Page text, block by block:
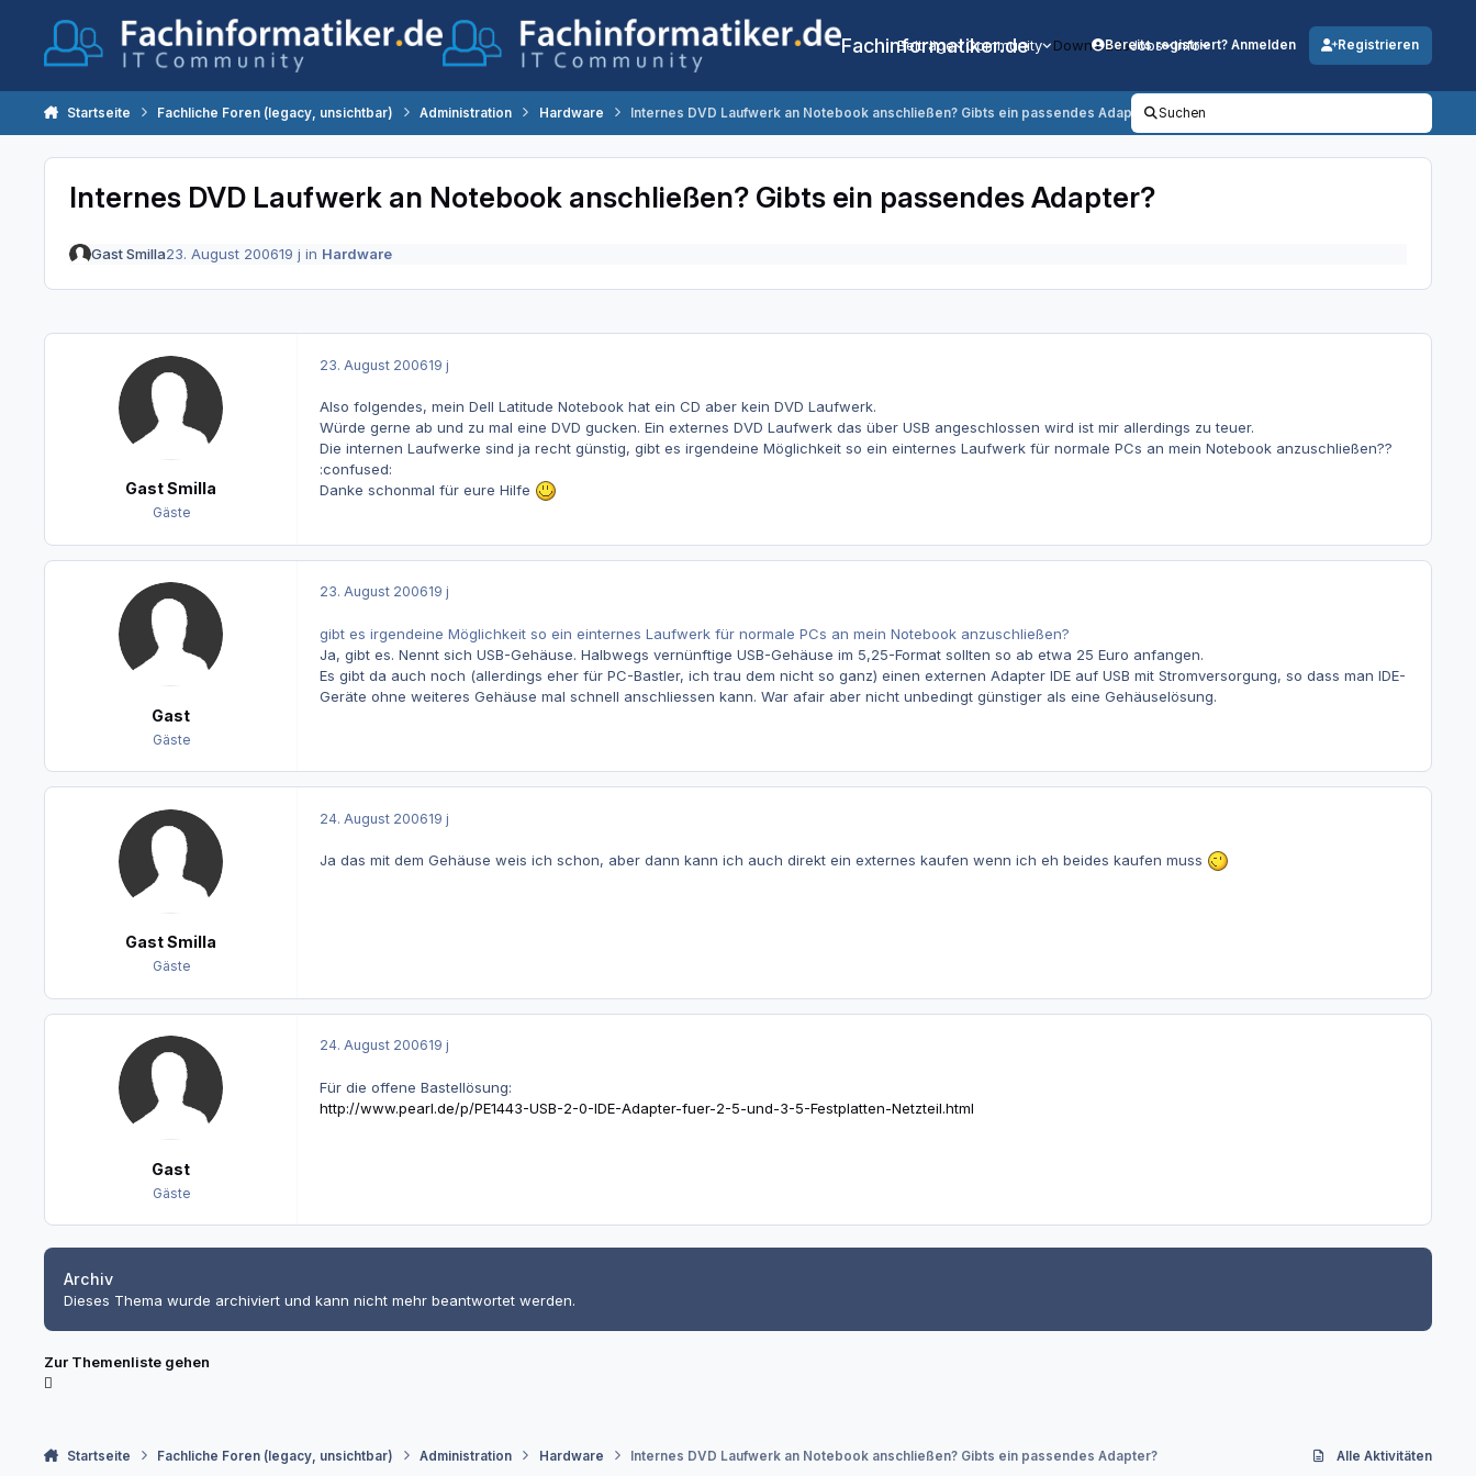
Fachinformatiker.de
Beiträge Community DownloadsJobs Info
Bereits registriert? Anmelden Registrieren
Startseite Fachliche Foren (legacy, unsichtbar) Administration Hardware Internes DVD Laufwerk an Notebook anschließen? Gibts ein passendes Adapter? Suchen
Internes DVD Laufwerk an Notebook anschließen? Gibts ein passendes Adapter?
Gast Smilla23. August 200619 j in Hardware
Gast Smilla
Gäste
23. August 200619 j
Also folgendes, mein Dell Latitude Notebook hat ein CD aber kein DVD Laufwerk.
Würde gerne ab und zu mal eine DVD gucken. Ein externes DVD Laufwerk das über USB angeschlossen wird ist mir allerdings zu teuer.
Die internen Laufwerke sind ja recht günstig, gibt es irgendeine Möglichkeit so ein einternes Laufwerk für normale PCs an mein Notebook anzuschließen??
:confused:
Danke schonmal für eure Hilfe
Gast
Gäste
23. August 200619 j
gibt es irgendeine Möglichkeit so ein einternes Laufwerk für normale PCs an mein Notebook anzuschließen?
Ja, gibt es. Nennt sich USB-Gehäuse. Halbwegs vernünftige USB-Gehäuse im 5,25-Format sollten so ab etwa 25 Euro anfangen.
Es gibt da auch noch (allerdings eher für PC-Bastler, ich trau dem nicht so ganz) einen externen Adapter IDE auf USB mit Stromversorgung, so dass man IDE-
Geräte ohne weiteres Gehäuse mal schnell anschliessen kann. War afair aber nicht unbedingt günstiger als eine Gehäuselösung.
Gast Smilla
Gäste
24. August 200619 j
Ja das mit dem Gehäuse weis ich schon, aber dann kann ich auch direkt ein externes kaufen wenn ich eh beides kaufen muss
Gast
Gäste
24. August 200619 j
Für die offene Bastellösung:
http://www.pearl.de/p/PE1443-USB-2-0-IDE-Adapter-fuer-2-5-und-3-5-Festplatten-Netzteil.html
Archiv
Dieses Thema wurde archiviert und kann nicht mehr beantwortet werden.
Zur Themenliste gehen
Startseite Fachliche Foren (legacy, unsichtbar) Administration Hardware Internes DVD Laufwerk an Notebook anschließen? Gibts ein passendes Adapter? Alle Aktivitäten